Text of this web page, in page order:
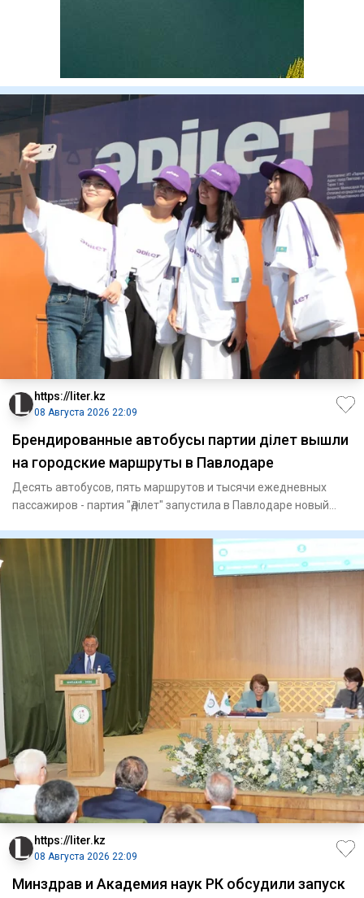
https://liter.kz
08 Августа 2026 22:09
Брендированные автобусы партии Әділет вышли
на городские маршруты в Павлодаре
Десять автобусов, пять маршрутов и тысячи ежедневных
пассажиров - партия "Әділет" запустила в Павлодаре новый
https://liter.kz
08 Августа 2026 22:09
Минздрав и Академия наук РК обсудили запуск